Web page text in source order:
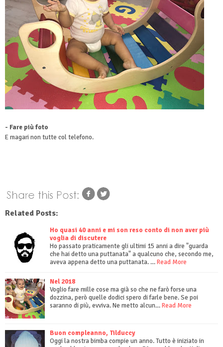
- Fare più foto
E magari non tutte col telefono.
Related Posts:
Ho quasi 40 anni e mi son reso conto di non aver più
voglia di discutere
Ho passato praticamente gli ultimi 15 anni a dire "guarda
che hai detto una puttanata" a qualcuno che, secondo me,
aveva appena detto una puttanata. …Read More
Nel 2018
Voglio fare mille cose ma già so che ne farò forse una
dozzina, però quelle dodici spero di farle bene. Se poi
saranno di più, evviva. Ne metto alcun…Read More
Buon compleanno, Tilduccy
Oggi la nostra bimba compie un anno. Tutto è iniziato in